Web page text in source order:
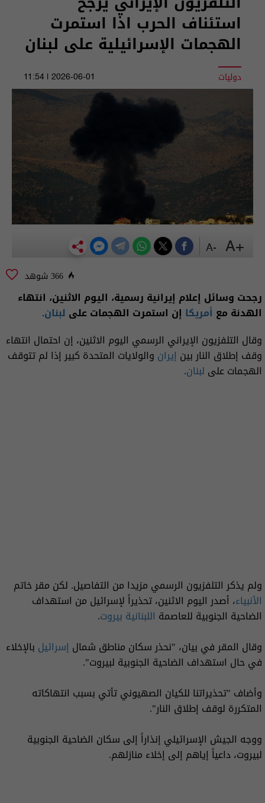
استئناف الحرب اذا استمرت
الهجمات الإسرائيلية على لبنان
دوليات 2026-06-01 | 11:54
366 شوهد
رجحت وسائل إعلام إيرانية رسمية، اليوم الاثنين، انتهاء
الهدنة مع أمريكا إن استمرت الهجمات على لبنان.
وقال التلفزيون ‌الإيراني الرسمي اليوم الاثنين، إن احتمال انتهاء
⁠وقف إطلاق النار بين إيران والولايات المتحدة كبير إذا لم تتوقف
‌الهجمات ⁠على لبنان.
ولم يذكر التلفزيون الرسمي مزيدا ⁠من التفاصيل. لكن مقر خاتم
الأنبياء، أصدر اليوم الاثنين، تحذيراً لإسرائيل من استهداف
الضاحية الجنوبية للعاصمة اللبنانية بيروت.
وقال المقر في بيان، "نحذر سكان مناطق شمال إسرائيل بالإخلاء
في حال استهداف الضاحية الجنوبية لبيروت".
وأضاف "تحذيراتنا للكيان الصهيوني تأتي بسبب انتهاكاته
المتكررة لوقف إطلاق النار".
ووجه الجيش الإسرائيلي إنذاراً إلى سكان الضاحية الجنوبية
لبيروت، داعياً إياهم إلى إخلاء منازلهم.
+A
-A